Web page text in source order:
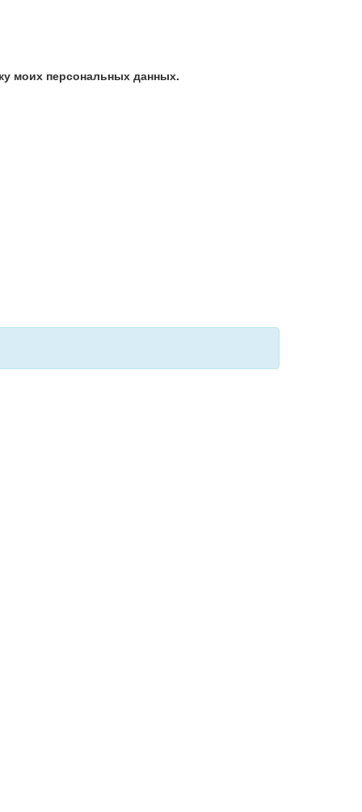
моих персональных данных.